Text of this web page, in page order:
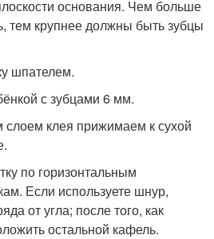
основания. Чем больше
тем крупнее должны быть зубцы
шпателем.
с зубцами 6 мм.
клея прижимаем к сухой
по горизонтальным
Если используете шнур,
от угла; после того, как
остальной кафель.